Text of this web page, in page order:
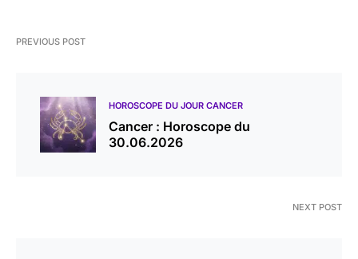
PREVIOUS POST
HOROSCOPE DU JOUR CANCER
Cancer : Horoscope du
30.06.2026
NEXT POST